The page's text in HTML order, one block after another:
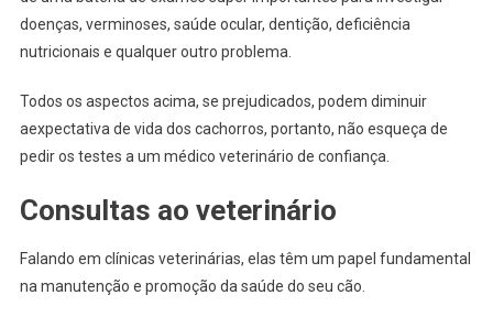
doenças, verminoses, saúde ocular, dentição, deficiência
nutricionais e qualquer outro problema.
Todos os aspectos acima, se prejudicados, podem diminuir
aexpectativa de vida dos cachorros, portanto, não esqueça de
pedir os testes a um médico veterinário de confiança.
Consultas ao veterinário
Falando em clínicas veterinárias, elas têm um papel fundamental
na manutenção e promoção da saúde do seu cão.